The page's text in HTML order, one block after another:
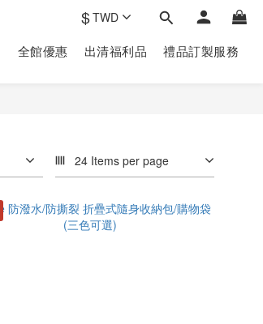
$TWD
全館優惠 出清福利品 禮品訂製‎服務
24 Items per page